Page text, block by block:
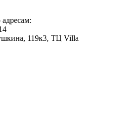
119к3, ТЦ Villa